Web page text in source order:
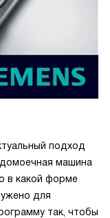
подход
машина
в какой форме
для
так, чтобы